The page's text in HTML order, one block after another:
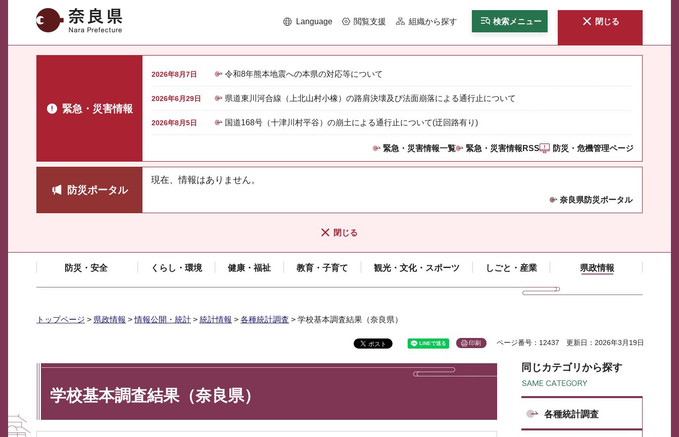
奈良県 Language 閲覧支援 組織から探す 検索メニュー 閉じる
緊急・災害情報
2026年8月7日 令和8年熊本地震への本県の対応等について
2026年6月29日 県道東川河合線（上北山村小橡）の路肩決壊及び法面崩落による通行止について
2026年8月5日 国道168号（十津川村平谷）の崩土による通行止について(迂回路有り)
緊急・災害情報一覧 緊急・災害情報RSS 防災・危機管理ページ
防災ポータル
現在、情報はありません。
奈良県防災ポータル
閉じる
防災・安全 くらし・環境 健康・福祉 教育・子育て 観光・文化・スポーツ しごと・産業 県政情報
トップページ > 県政情報 >情報公開・統計 > 統計情報 > 各種統計調査 > 学校基本調査結果（奈良県）
印刷 ページ番号：12437 更新日：2026年3月19日
学校基本調査結果（奈良県）
同じカテゴリから探す
各種統計調査